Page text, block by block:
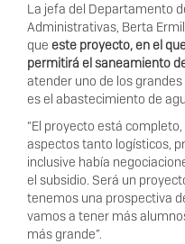
La jefa del Departamento
Administrativas, Berta
que este proyecto, en el
permitirá el saneamiento
atender uno de los
es el abastecimiento de
“El proyecto está
aspectos tanto logísticos,
inclusive había
el subsidio. Será un
tenemos una prospectiva
vamos a tener más
más grande”.